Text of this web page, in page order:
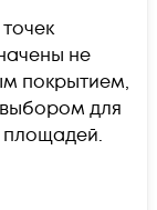
не
покрытием,
для
площадей.